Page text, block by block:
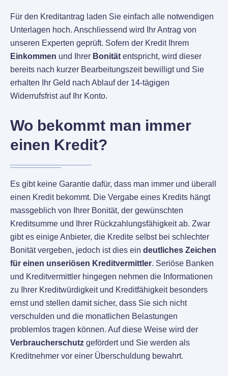
Für den Kreditantrag laden Sie einfach alle notwendigen
Unterlagen hoch. Anschliessend wird Ihr Antrag von
unseren Experten geprüft. Sofern der Kredit Ihrem
Einkommen und Ihrer Bonität entspricht, wird dieser
bereits nach kurzer Bearbeitungszeit bewilligt und Sie
erhalten Ihr Geld nach Ablauf der 14-tägigen
Widerrufsfrist auf Ihr Konto.
Wo bekommt man immer
einen Kredit?
Es gibt keine Garantie dafür, dass man immer und überall
einen Kredit bekommt. Die Vergabe eines Kredits hängt
massgeblich von Ihrer Bonität, der gewünschten
Kreditsumme und Ihrer Rückzahlungsfähigkeit ab. Zwar
gibt es einige Anbieter, die Kredite selbst bei schlechter
Bonität vergeben, jedoch ist dies ein deutliches Zeichen
für einen unseriösen Kreditvermittler. Seriöse Banken
und Kreditvermittler hingegen nehmen die Informationen
zu Ihrer Kreditwürdigkeit und Kreditfähigkeit besonders
ernst und stellen damit sicher, dass Sie sich nicht
verschulden und die monatlichen Belastungen
problemlos tragen können. Auf diese Weise wird der
Verbraucherschutz gefördert und Sie werden als
Kreditnehmer vor einer Überschuldung bewahrt.